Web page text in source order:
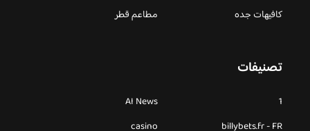
كافيهات جده
مطاعم قطر
تصنيفات
1
AI News
billybets.fr - FR
casino